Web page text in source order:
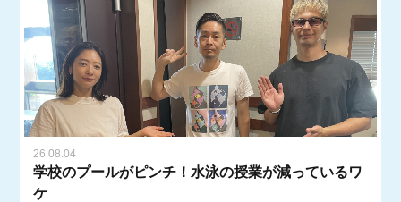
26.08.04
学校のプールがピンチ！水泳の授業が減っているワ
ケ